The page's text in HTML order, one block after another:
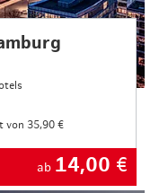
von 35,90 €
ab 14,00 €